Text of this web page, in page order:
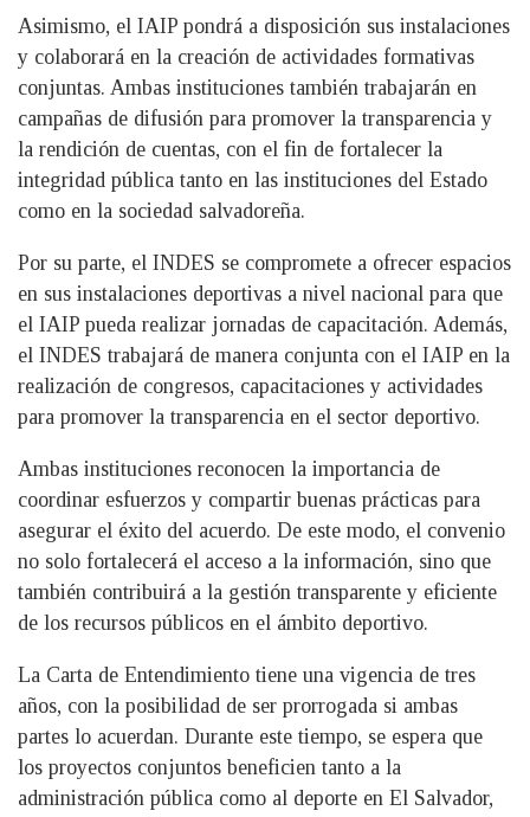
Asimismo, el IAIP pondrá a disposición sus instalaciones
y colaborará en la creación de actividades formativas
conjuntas. Ambas instituciones también trabajarán en
campañas de difusión para promover la transparencia y
la rendición de cuentas, con el fin de fortalecer la
integridad pública tanto en las instituciones del Estado
como en la sociedad salvadoreña.
Por su parte, el INDES se compromete a ofrecer espacios
en sus instalaciones deportivas a nivel nacional para que
el IAIP pueda realizar jornadas de capacitación. Además,
el INDES trabajará de manera conjunta con el IAIP en la
realización de congresos, capacitaciones y actividades
para promover la transparencia en el sector deportivo.
Ambas instituciones reconocen la importancia de
coordinar esfuerzos y compartir buenas prácticas para
asegurar el éxito del acuerdo. De este modo, el convenio
no solo fortalecerá el acceso a la información, sino que
también contribuirá a la gestión transparente y eficiente
de los recursos públicos en el ámbito deportivo.
La Carta de Entendimiento tiene una vigencia de tres
años, con la posibilidad de ser prorrogada si ambas
partes lo acuerdan. Durante este tiempo, se espera que
los proyectos conjuntos beneficien tanto a la
administración pública como al deporte en El Salvador,